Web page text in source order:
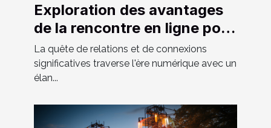
Exploration des avantages
de la rencontre en ligne pour
hommes hétéros curieux
La quête de relations et de connexions
significatives traverse l'ère numérique avec un
élan...